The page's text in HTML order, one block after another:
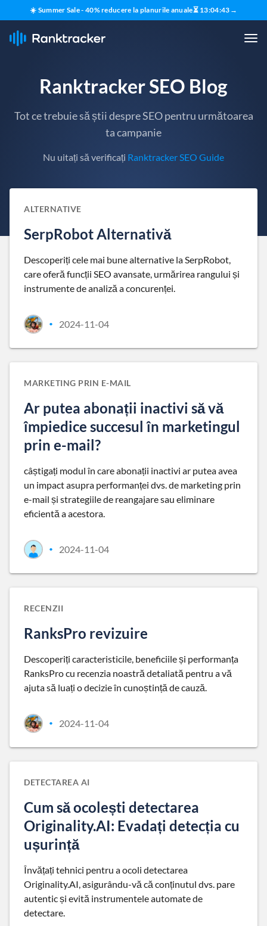
☀️ Summer Sale - 40% reducere la planurile anuale⏳ 13:04:42 →
Ranktracker SEO Blog
Tot ce trebuie să știi despre SEO pentru următoarea
ta campanie
Nu uitați să verificați Ranktracker SEO Guide
ALTERNATIVE
SerpRobot Alternativă
Descoperiți cele mai bune alternative la SerpRobot,
care oferă funcții SEO avansate, urmărirea rangului și
instrumente de analiză a concurenței.
• 2024-11-04
MARKETING PRIN E-MAIL
Ar putea abonații inactivi să vă
împiedice succesul în marketingul
prin e-mail?
câștigați modul în care abonații inactivi ar putea avea
un impact asupra performanței dvs. de marketing prin
e-mail și strategiile de reangajare sau eliminare
eficientă a acestora.
• 2024-11-04
RECENZII
RanksPro revizuire
Descoperiți caracteristicile, beneficiile și performanța
RanksPro cu recenzia noastră detaliată pentru a vă
ajuta să luați o decizie în cunoștință de cauză.
• 2024-11-04
DETECTAREA AI
Cum să ocolești detectarea
Originality.AI: Evadați detecția cu
ușurință
Învățați tehnici pentru a ocoli detectarea
Originality.AI, asigurându-vă că conținutul dvs. pare
autentic și evită instrumentele automate de
detectare.